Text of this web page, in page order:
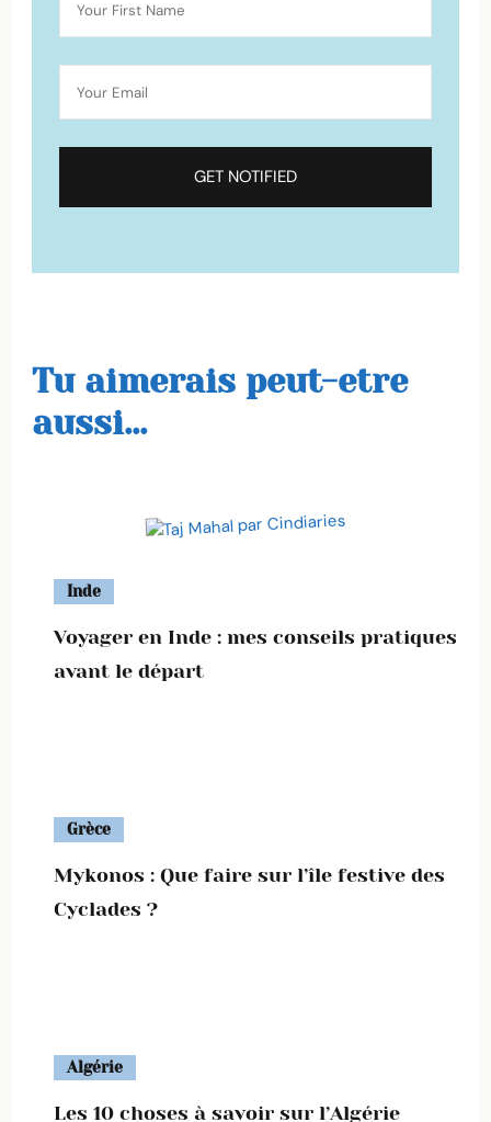
Tu aimerais peut-etre
aussi...
Inde
Voyager en Inde : mes conseils pratiques
avant le départ
Grèce
Mykonos : Que faire sur l’île festive des
Cyclades ?
Algérie
Les 10 choses à savoir sur l’Algérie